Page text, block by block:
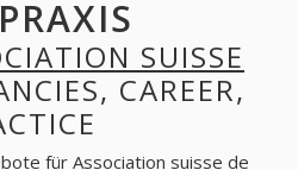
SUISSE
CAREER,
für Association suisse de